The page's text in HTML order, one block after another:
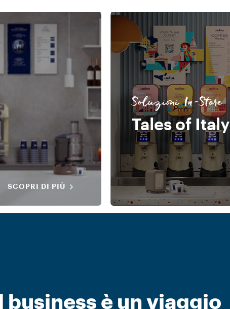
SCOPRI DI PIÙ
Soluzioni In-Store
Tales of Italy
Il business è un viaggio